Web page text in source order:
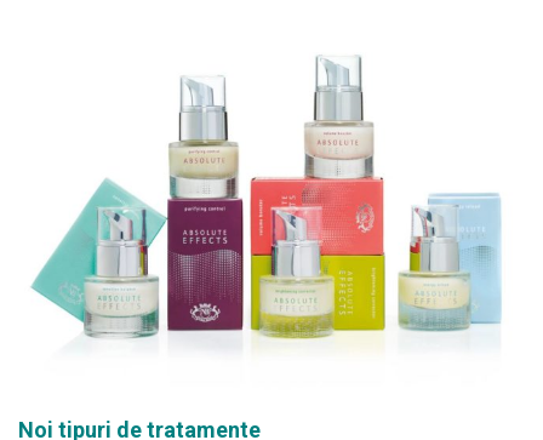
Noi tipuri de tratamente